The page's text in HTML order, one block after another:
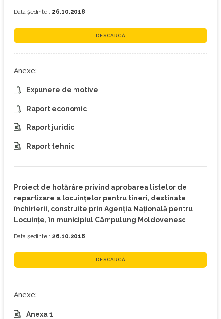
Data ședinței: 26.10.2018
DESCARCĂ
Anexe:
Expunere de motive
Raport economic
Raport juridic
Raport tehnic
Proiect de hotărâre privind aprobarea listelor de
repartizare a locuinţelor pentru tineri, destinate
închirierii, construite prin Agenţia Naţională pentru
Locuinţe, în municipiul Câmpulung Moldovenesc
Data ședinței: 26.10.2018
DESCARCĂ
Anexe:
Anexa 1